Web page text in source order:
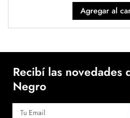
Agregar al
Recibí las novedades
Negro